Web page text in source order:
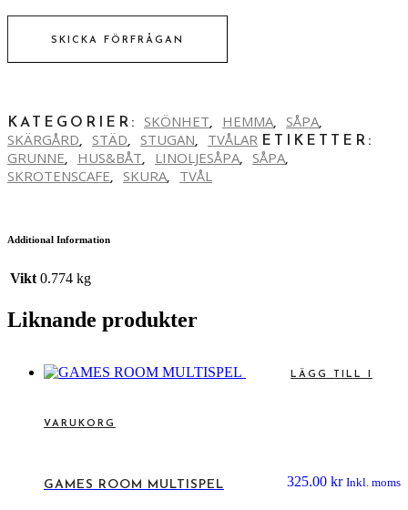
SKICKA FÖRFRÅGAN
KATEGORIER: SKÖNHET, HEMMA, SÅPA,
SKÄRGÅRD, STÄD, STUGAN, TVÅLAR ETIKETTER:
GRUNNE, HUS&BÅT, LINOLJESÅPA, SÅPA,
SKROTENSCAFE, SKURA, TVÅL
Additional Information
Vikt 0.774 kg
Liknande produkter
LÄGG TILL I
VARUKORG
GAMES ROOM MULTISPEL 325.00 kr Inkl. moms